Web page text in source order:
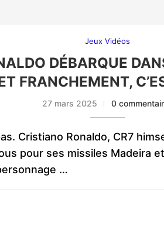
Jeux Vidéos
DÉBARQUE
FRANCHEMENT,
27 mars 2025 0
Cristiano Ronaldo, CR7
pour ses missiles Madeira
…